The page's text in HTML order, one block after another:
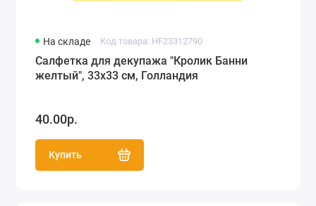
На складе Код товара: HF23312790
Салфетка для декупажа "Кролик Банни
желтый", 33х33 см, Голландия
40.00р.
Купить